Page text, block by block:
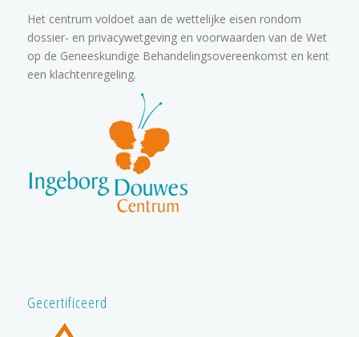
Het centrum voldoet aan de wettelijke eisen rondom
dossier- en privacywetgeving en voorwaarden van de Wet
op de Geneeskundige Behandelingsovereenkomst en kent
een klachtenregeling.
Gecertificeerd